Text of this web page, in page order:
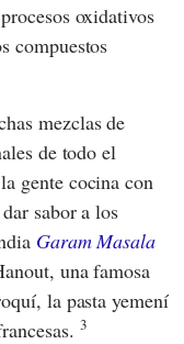
oxidativos
compuestos
mezclas de
de todo el
gente cocina con
sabor a los
Garam Masala
una famosa
la pasta yemení
3